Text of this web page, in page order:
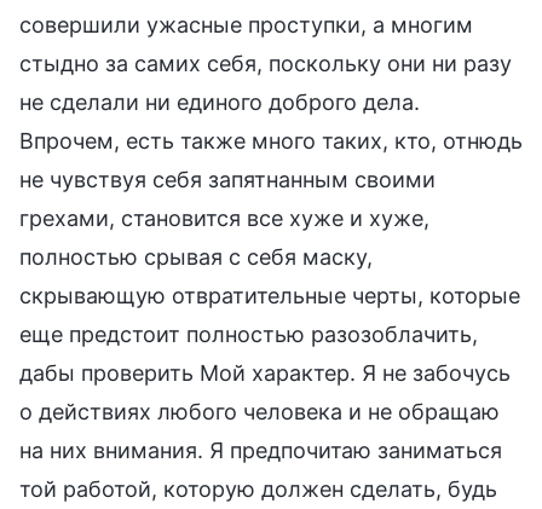
совершили ужасные проступки, а многим
стыдно за самих себя, поскольку они ни разу
не сделали ни единого доброго дела.
Впрочем, есть также много таких, кто, отнюдь
не чувствуя себя запятнанным своими
грехами, становится все хуже и хуже,
полностью срывая с себя маску,
скрывающую отвратительные черты, которые
еще предстоит полностью разозоблачить,
дабы проверить Мой характер. Я не забочусь
о действиях любого человека и не обращаю
на них внимания. Я предпочитаю заниматься
той работой, которую должен сделать, будь